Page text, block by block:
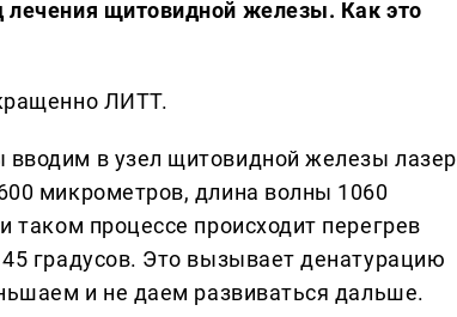
щитовидной железы. Как это
ЛИТТ.
в узел щитовидной железы лазер
микрометров, длина волны 1060
процессе происходит перегрев
градусов. Это вызывает денатурацию
и не даем развиваться дальше.